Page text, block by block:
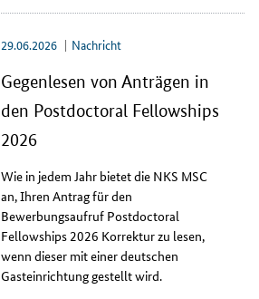
29.06.2026 Nachricht
Gegenlesen von Anträgen in
den Postdoctoral Fellowships
2026
Wie in jedem Jahr bietet die NKS MSC
an, Ihren Antrag für den
Bewerbungsaufruf Postdoctoral
Fellowships 2026 Korrektur zu lesen,
wenn dieser mit einer deutschen
Gasteinrichtung gestellt wird.